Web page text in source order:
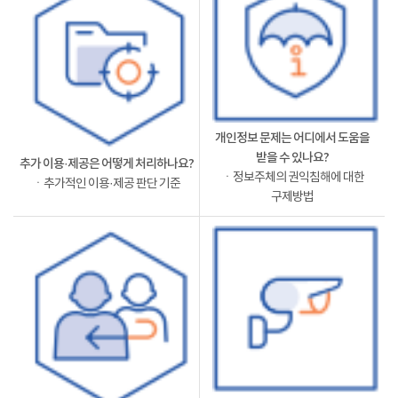
추가 이용·제공은 어떻게 처리하나요?
ㆍ추가적인 이용·제공 판단 기준
개인정보 문제는 어디에서 도움을
받을 수 있나요?
ㆍ정보주체의 권익침해에 대한
구제방법